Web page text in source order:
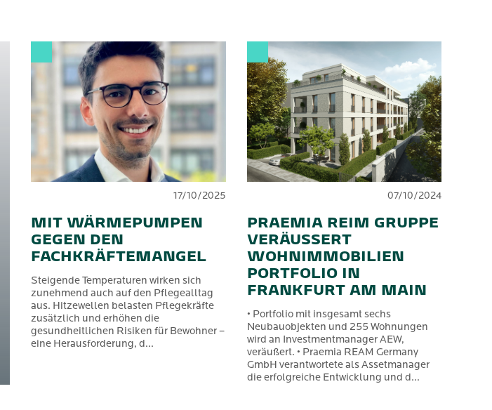
17/10/2025
MIT WÄRMEPUMPEN
GEGEN DEN
FACHKRÄFTEMANGEL
Steigende Temperaturen wirken sich
zunehmend auch auf den Pflegealltag
aus. Hitzewellen belasten Pflegekräfte
zusätzlich und erhöhen die
gesundheitlichen Risiken für Bewohner –
eine Herausforderung, d...
07/10/2024
PRAEMIA REIM GRUPPE
VERÄUSSERT W
OHNIMMOBILIEN P
ORTFOLIO IN F
RANKFURT AM MAIN
• Portfolio mit insgesamt sechs
Neubauobjekten und 255 Wohnungen
wird an Investmentmanager AEW,
veräußert. • Praemia REAM Germany
GmbH verantwortete als Assetmanager
die erfolgreiche Entwicklung und d...